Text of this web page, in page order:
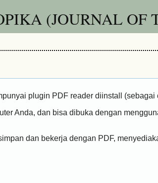
(JOURNAL OF
plugin PDF reader diinstall (sebagai
Anda, dan bisa dibuka dengan
dan bekerja dengan PDF,